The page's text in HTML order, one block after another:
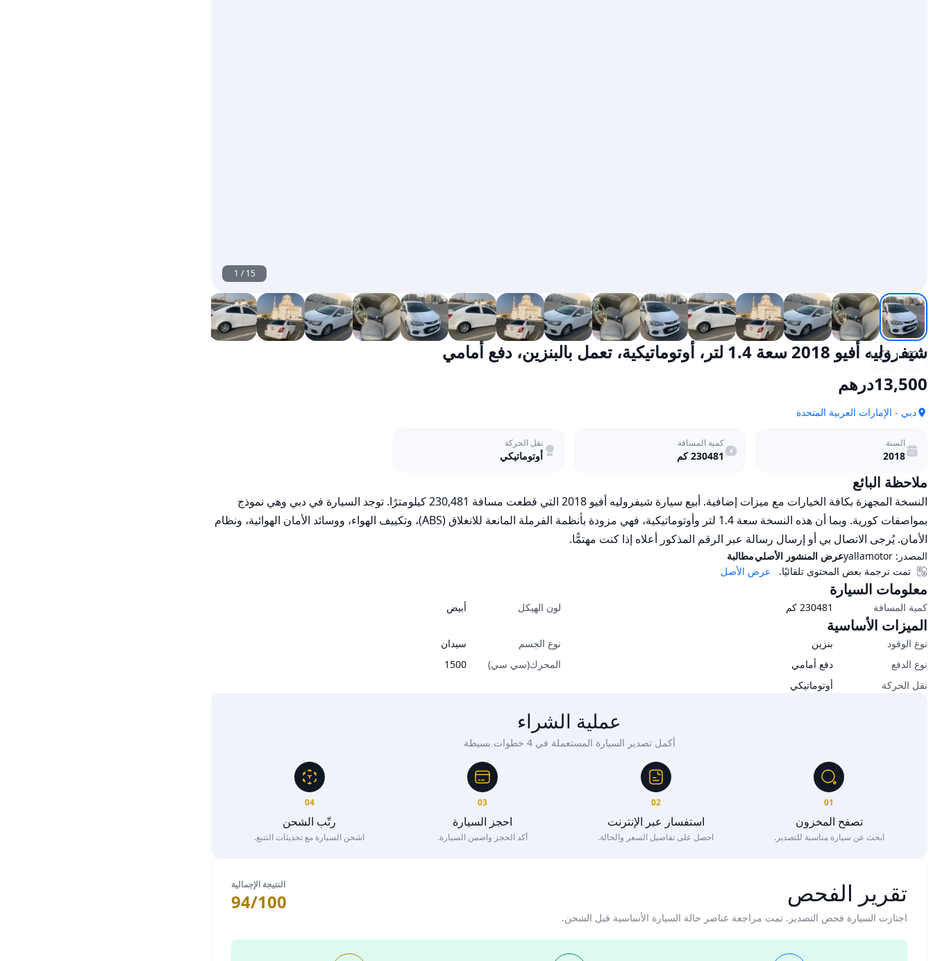
1 /15
شيفروليه أفيو 2018 سعة 1.4 لتر، أوتوماتيكية، تعمل بالبنزين، دفع أمامي
13,500درهم
دبي - الإمارات العربية المتحدة
السنة
2018
كمية المسافة
230481كم
نقل الحركة
أوتوماتيكي
ملاحظة البائع
الأمان. يُرجى الاتصال بي أو إرسال رسالة عبر الرقم المذكور أعلاه إذا كنت مهتمًّا.
المصدر: yallamotorعرض المنشور الأصليمطالبة
عرض الأصل
تمت ترجمة بعض المحتوى تلقائيًا.
معلومات السيارة
كمية المسافة 230481 كم لون الهيكل أبيض
الميزات الأساسية
نوع الوقود بنزين نوع الجسم
سيدان
نوع الدفع
دفع أمامي المحرك(سي سي)
1500
نقل الحركة
أوتوماتيكي
عملية الشراء
أكمل تصدير السيارة المستعملة في 4 خطوات بسيطة
01
تصفح المخزون
ابحث عن سيارة مناسبة للتصدير.
02
استفسار عبر الإنترنت
احصل على تفاصيل السعر والحالة.
03
احجز السيارة
أكد الحجز واضمن السيارة.
04
رتّب الشحن
اشحن السيارة مع تحديثات التتبع.
تقرير الفحص
اجتازت السيارة فحص التصدير. تمت مراجعة عناصر حالة السيارة الأساسية قبل الشحن.
النتيجة الإجمالية
94/100